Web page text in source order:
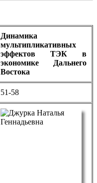
Динамика
мультипликативных
эффектов ТЭК в
экономике Дальнего
Востока
51-58